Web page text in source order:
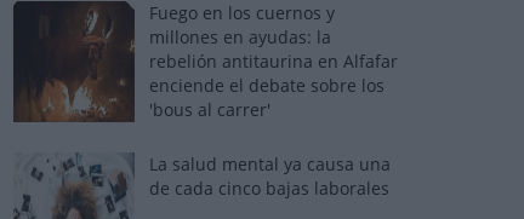
Fuego en los cuernos y
millones en ayudas: la
rebelión antitaurina en Alfafar
enciende el debate sobre los
'bous al carrer'
La salud mental ya causa una
de cada cinco bajas laborales